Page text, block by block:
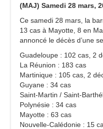
(MAJ) Samedi 28 mars,
Ce samedi 28 mars, la
13 cas à Mayotte, 8 en
annoncé le décès d’une
Guadeloupe : 102 cas, 2
La Réunion : 183 cas
Martinique : 105 cas, 2
Guyane : 34 cas
Saint-Martin / Saint-
Polynésie : 34 cas
Mayotte : 63 cas
Nouvelle-Calédonie : 15